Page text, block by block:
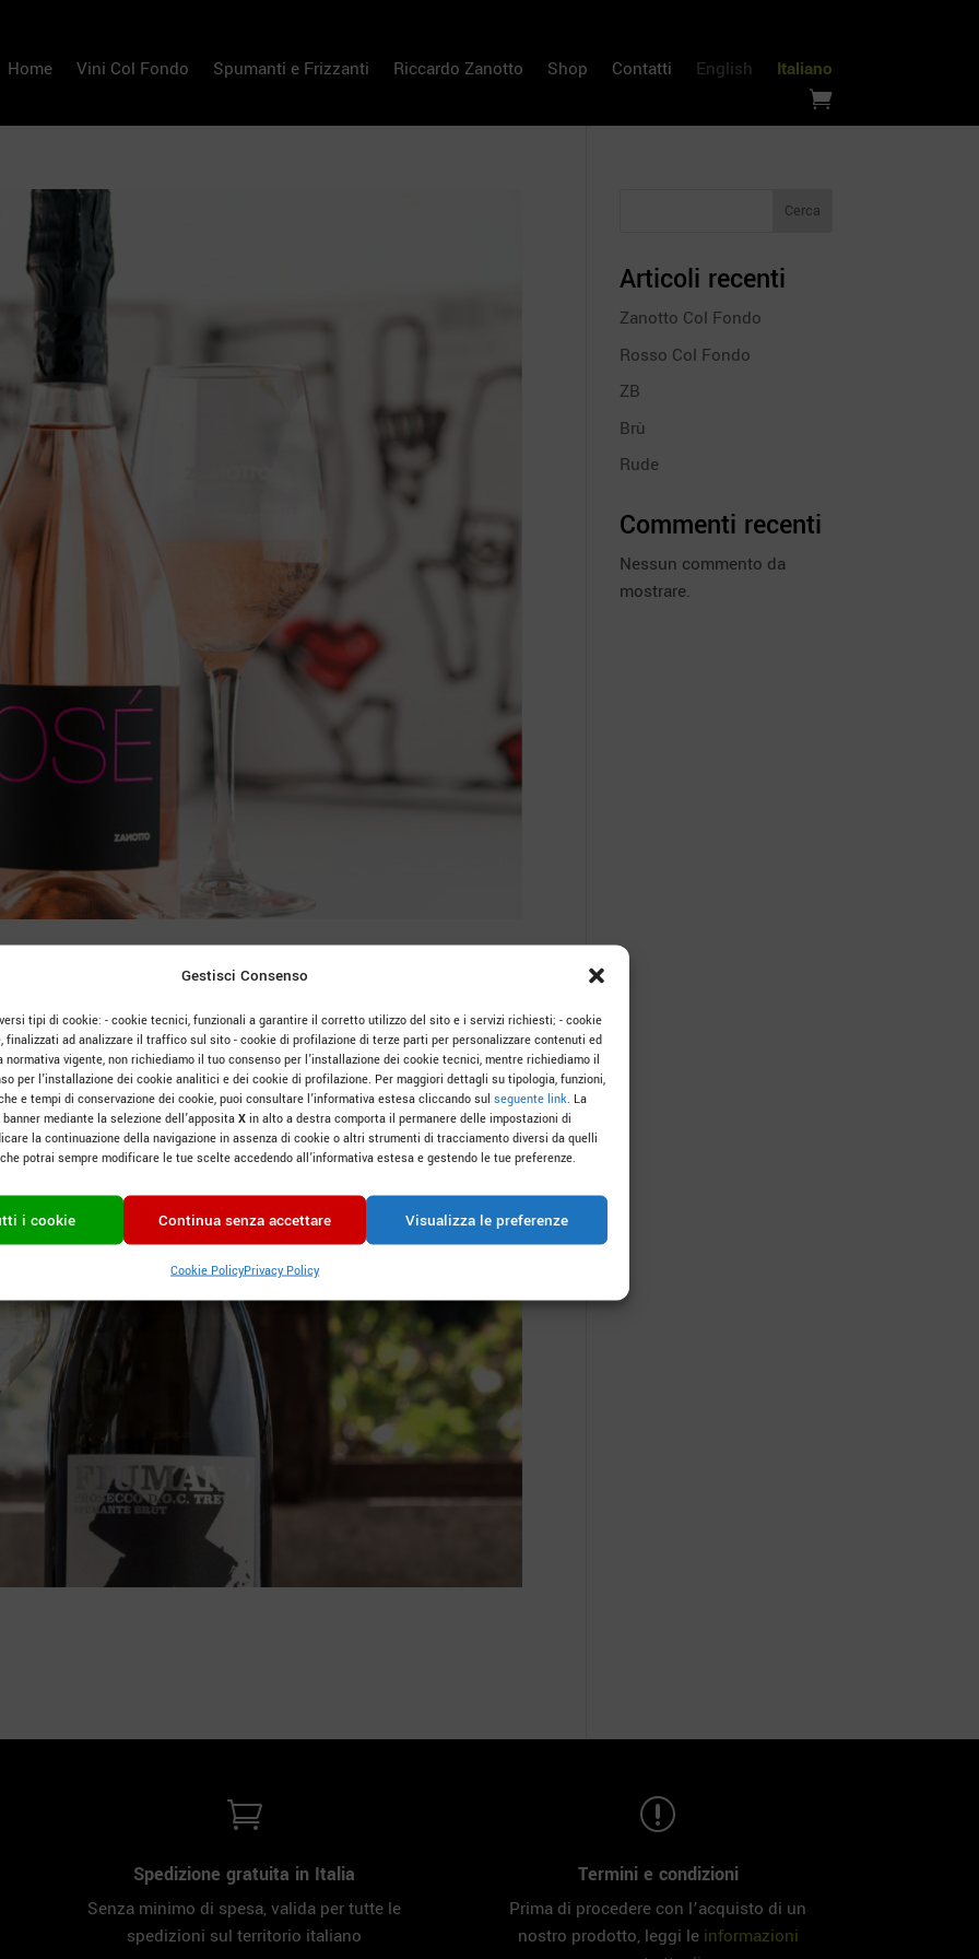
Gestisci Consenso
tipi di cookie: - cookie tecnici, funzionali a garantire il corretto utilizzo del sito e i servizi richiesti; - cookie
finalizzati ad analizzare il traffico sul sito - cookie di profilazione di terze parti per personalizzare contenuti ed
normativa vigente, non richiediamo il tuo consenso per l’installazione dei cookie tecnici, mentre richiediamo il
per l’installazione dei cookie analitici e dei cookie di profilazione. Per maggiori dettagli su tipologia, funzioni,
e tempi di conservazione dei cookie, puoi consultare l’informativa estesa cliccando sul seguente link. La
mediante la selezione dell’apposita X in alto a destra comporta il permanere delle impostazioni di
la continuazione della navigazione in assenza di cookie o altri strumenti di tracciamento diversi da quelli
potrai sempre modificare le tue scelte accedendo all’informativa estesa e gestendo le tue preferenze.
i cookie Continua senza accettare Visualizza le preferenze
Cookie PolicyPrivacy Policy
Home Vini Col Fondo Spumanti e Frizzanti Riccardo Zanotto Shop Contatti English Italiano

Cerca
Articoli recenti
Zanotto Col Fondo
Rosso Col Fondo
ZB
Brù
Rude
Commenti recenti
Nessun commento da
mostrare.

Spedizione gratuita in Italia
Senza minimo di spesa, valida per tutte le
spedizioni sul territorio italiano
r
Termini e condizioni
Prima di procedere con l’acquisto di un
nostro prodotto, leggi le informazioni